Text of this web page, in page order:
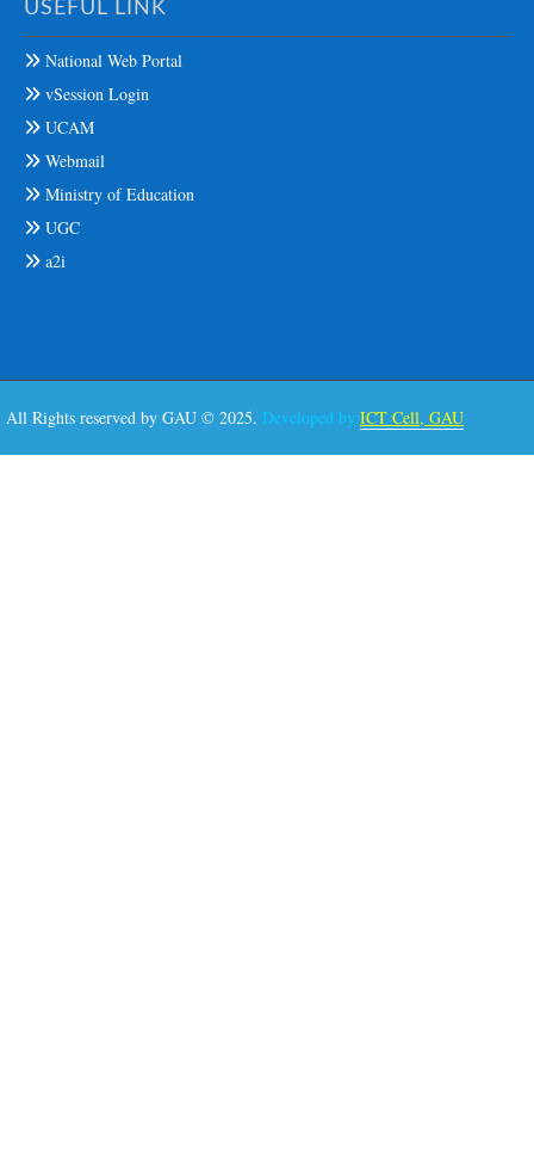
USEFUL LINK
National Web Portal
vSession Login
UCAM
Webmail
Ministry of Education
UGC
a2i
All Rights reserved by GAU © 2025. Developed by:ICT Cell, GAU